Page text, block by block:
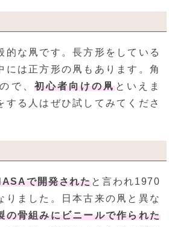
的な凧です。長方形をしている
には正方形の凧もあります。角
で、 初心者向けの凧といえま
する人はぜひ試してみてくださ
で開発されたと言われ1970
りました。日本古来の凧と異な
の骨組みにビニールで作られた